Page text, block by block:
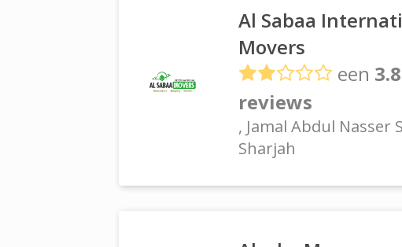
Al Sabaa
Movers
een
reviews
, Jamal Abdul Nasser
Sharjah